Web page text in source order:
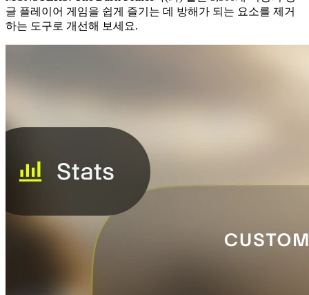
글 플레이어 게임을 쉽게 즐기는 데 방해가 되는 요소를 제거
하는 도구로 개선해 보세요.